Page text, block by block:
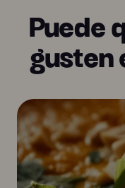
Puede
gusten